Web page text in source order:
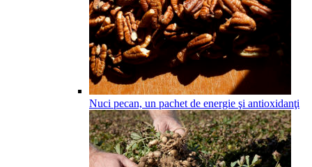
Nuci pecan, un pachet de energie şi antioxidanţi